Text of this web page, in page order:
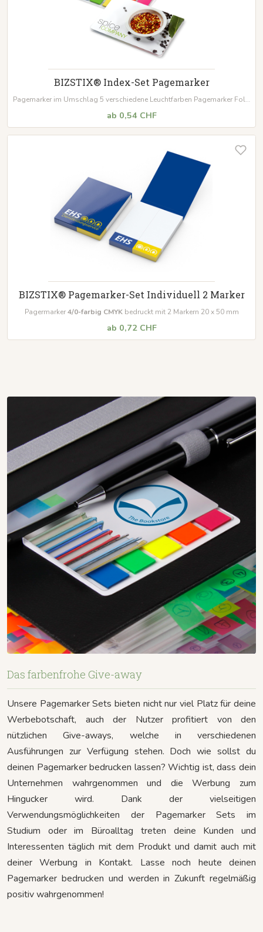
BIZSTIX® Index-Set Pagemarker
Pagemarker im Umschlag 5 verschiedene Leuchtfarben Pagemarker Folie
ab 0,54 CHF
BIZSTIX® Pagemarker-Set Individuell 2 Marker
Pagermarker4/0-farbig CMYKbedruckt mit 2 Markern 20 x 50 mm
ab 0,72 CHF
Das farbenfrohe Give-away
Unsere Pagemarker Sets bieten nicht nur viel Platz für deine
Werbebotschaft, auch der Nutzer profitiert von den
nützlichen Give-aways, welche in verschiedenen
Ausführungen zur Verfügung stehen. Doch wie sollst du
deinen Pagemarker bedrucken lassen? Wichtig ist, dass dein
Unternehmen wahrgenommen und die Werbung zum
Hingucker wird. Dank der vielseitigen
Verwendungsmöglichkeiten der Pagemarker Sets im
Studium oder im Büroalltag treten deine Kunden und
Interessenten täglich mit dem Produkt und damit auch mit
deiner Werbung in Kontakt. Lasse noch heute deinen
Pagemarker bedrucken und werden in Zukunft regelmäßig
positiv wahrgenommen!